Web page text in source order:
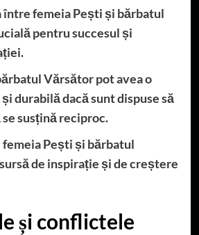
femeia Pești și bărbatul
pentru succesul și
Vărsător pot avea o
durabilă dacă sunt dispuse să
susțină reciproc.
Pești și bărbatul
de inspirație și de creștere
și conflictele